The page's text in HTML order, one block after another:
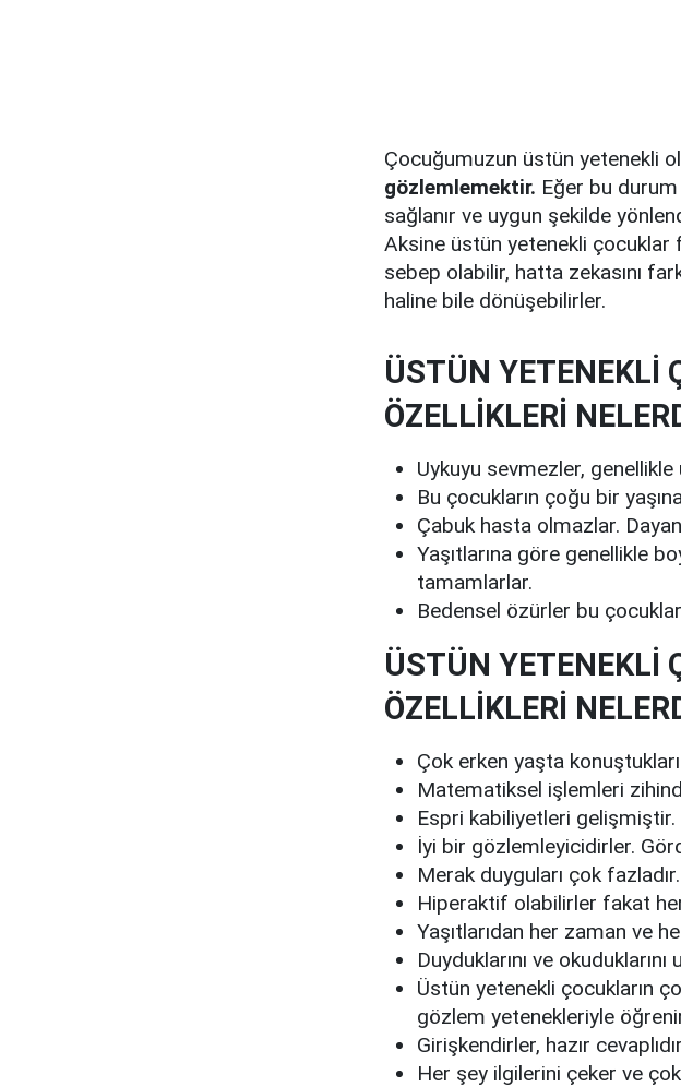
Çocuğumuzun üstün yetenekli
gözlemlemektir. Eğer bu
sağlanır ve uygun şekilde
Aksine üstün yetenekli
sebep olabilir, hatta zekasını
haline bile dönüşebilirler.
ÜSTÜN YETENEKLİ
ÖZELLİKLERİ
Uykuyu sevmezler,
Bu çocukların çoğu bir
Çabuk hasta olmazlar.
Yaşıtlarına göre genellikle
tamamlarlar.
Bedensel özürler bu
ÜSTÜN YETENEKLİ
ÖZELLİKLERİ
Çok erken yaşta
Matematiksel işlemleri
Espri kabiliyetleri gelişmiştir.
İyi bir gözlemleyicidirler.
Merak duyguları çok fazladır.
Hiperaktif olabilirler fakat
Yaşıtlarıdan her zaman ve
Duyduklarını ve
Üstün yetenekli çocukların
gözlem yetenekleriyle
Girişkendirler, hazır
Her şey ilgilerini çeker ve